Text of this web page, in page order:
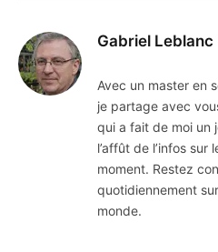
Gabriel Leblanc
Avec un master en
je partage avec
qui a fait de moi un
l’affût de l’infos
moment. Restez
quotidiennement
monde.